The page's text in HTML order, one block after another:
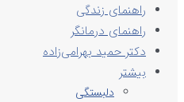
راهنمای زندگی
راهنمای درمانگر
دکتر حمید بهرامی‌زاده
بیشتر
دلبستگی